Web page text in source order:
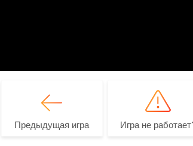
Предыдущая игра Игра не